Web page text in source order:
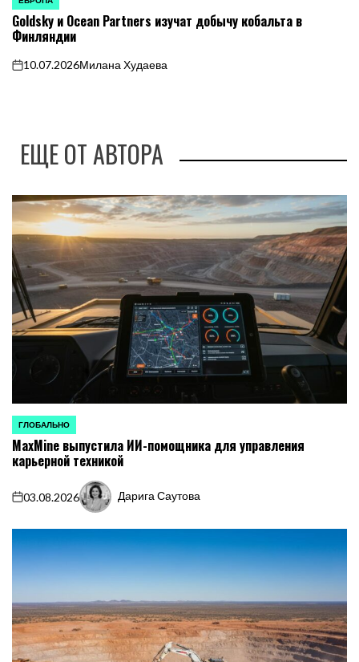
ОПУБЛИКОВАНО
В
Goldsky и Ocean Partners изучат добычу кобальта в
Финляндии
on
10.07.2026Милана Худаева
ЕЩЕ ОТ АВТОРА
ОПУБЛИКОВАНО
В
ГЛОБАЛЬНО
MaxMine выпустила ИИ-помощника для управления
карьерной техникой
on
03.08.2026
Запись
Дарига Саутова